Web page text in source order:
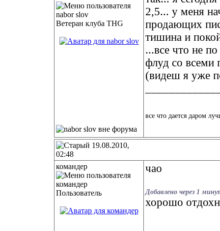
Ветеран клуба THG
2,5... у меня
продающих
тишина и
...все что не
флуд со всеми
(видеш я уже
все что дается даром
19.08.2010,
02:48
командер
Пользователь
чао
Добавлено через 1
хорошо